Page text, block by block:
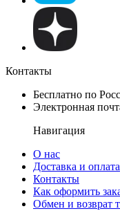
Контакты
Бесплатно по
Электронная
Навигация
О нас
Доставка и оплата
Контакты
Как оформить
Обмен и возврат